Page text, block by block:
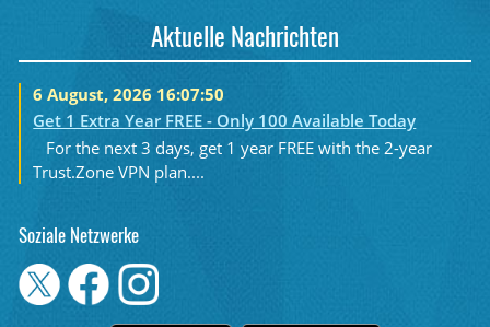
Aktuelle Nachrichten
6 August, 2026 16:07:50
Get 1 Extra Year FREE - Only 100 Available Today
For the next 3 days, get 1 year FREE with the 2-year
Trust.Zone VPN plan....
Soziale Netzwerke